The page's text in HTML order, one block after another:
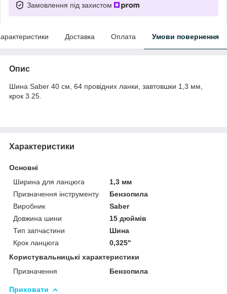
Замовлення під захистом
Доставка Оплата Умови повернення
Опис
Шина Saber 40 см, 64 провідних ланки, завтовшки 1,3 мм,
крок 3.25.
Характеристики
Основні
Ширина для ланцюга
1,3 мм
Призначення інструменту
Бензопила
Виробник
Saber
Довжина шини
15 дюймів
Тип запчастини
Шина
Крок ланцюга
0,325''
Користувальницькі характеристики
Призначення
Бензопила
Приховати